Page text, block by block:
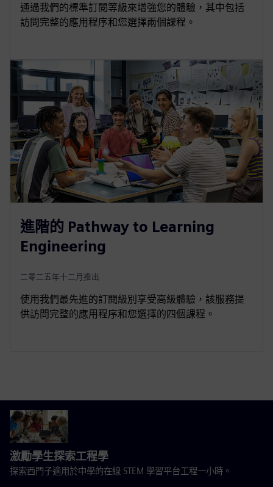
通過我們的標準訂閱等級來增強您的體驗，其中包括
訪問完整的應用程序和您選擇兩個課程。
進階的 Pathway to Learning
Engineering
二零二五年十二月推出
使用我們最先進的訂閱級別享受高級體驗，該服務提
供訪問完整的應用程序和您選擇的四個課程。
激勵學生探索工程學
探索西門子適用於中學的在線 STEM 學習平台工程一小時。